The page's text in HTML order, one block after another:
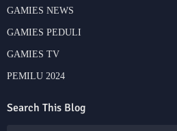
GAMIES NEWS
GAMIES PEDULI
GAMIES TV
PEMILU 2024
Search This Blog